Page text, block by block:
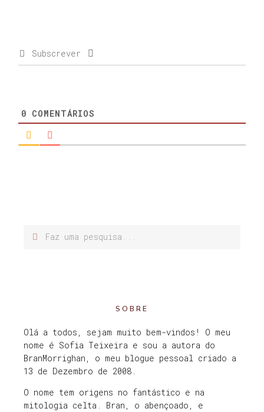
Subscrever
0 COMENTÁRIOS
SOBRE
Olá a todos, sejam muito bem-vindos! O meu
nome é Sofia Teixeira e sou a autora do
BranMorrighan, o meu blogue pessoal criado a
13 de Dezembro de 2008.
O nome tem origens no fantástico e na
mitologia celta. Bran, o abençoado, e